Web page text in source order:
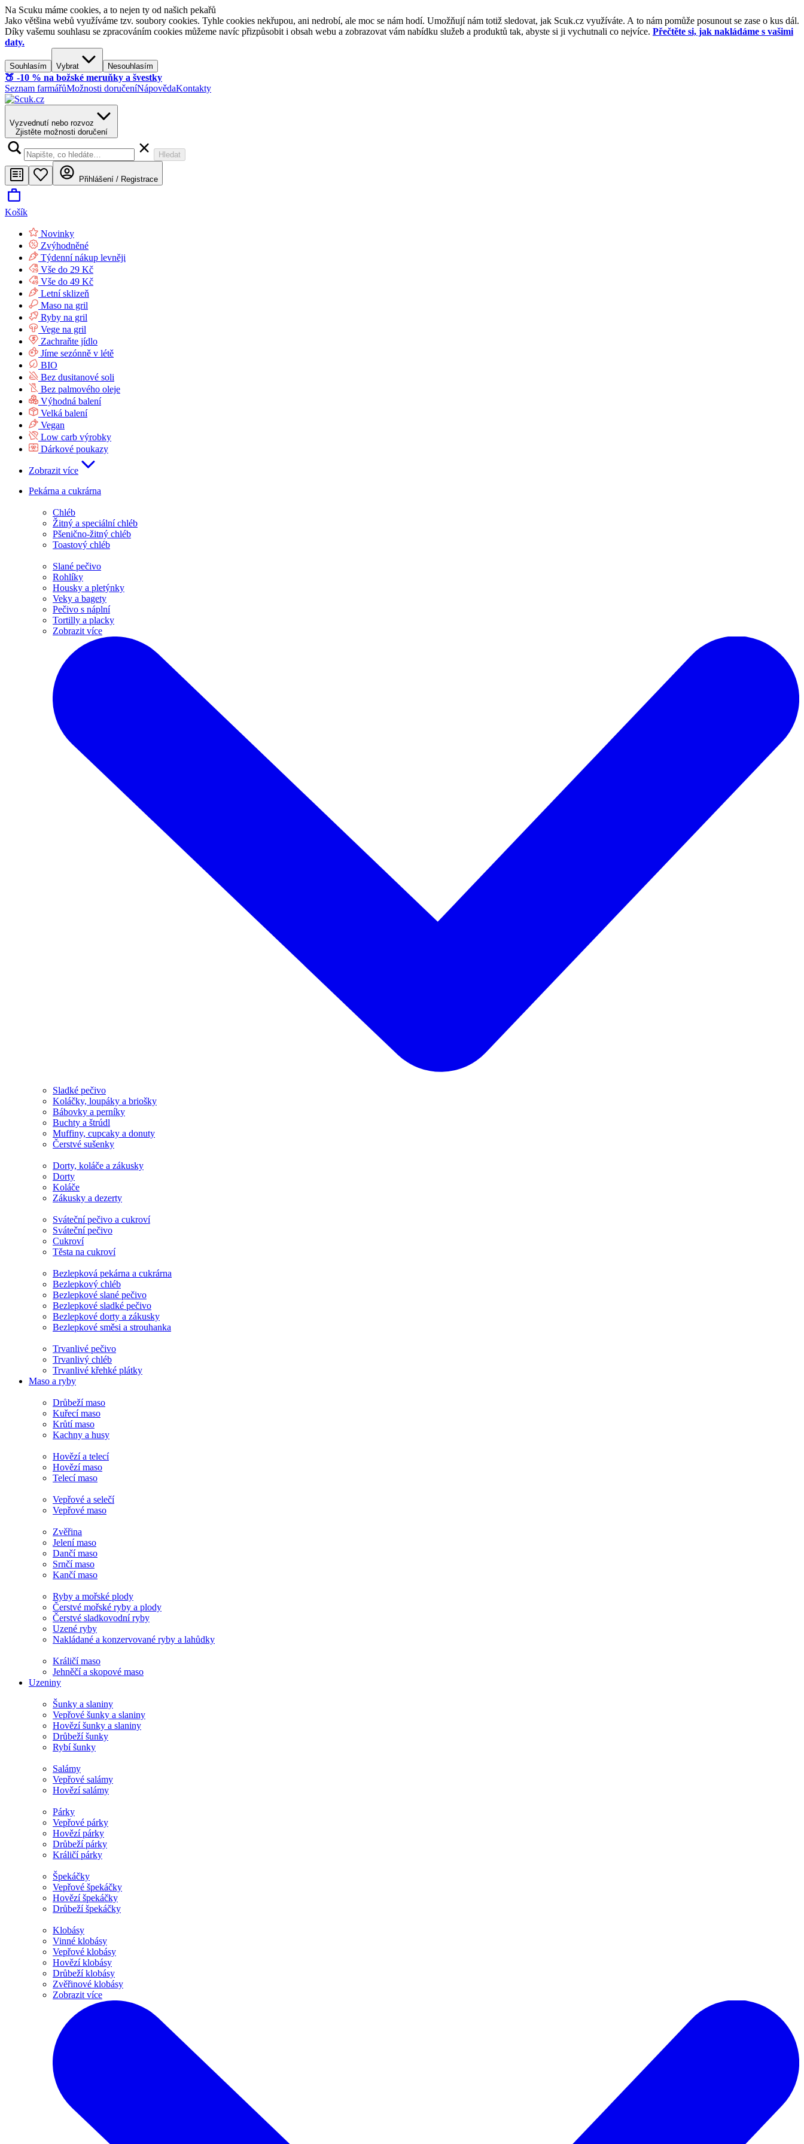
Na Scuku máme cookies, a to nejen ty od našich pekařů
Jako většina webů využíváme tzv. soubory cookies. Tyhle cookies nekřupou, ani nedrobí, ale moc se nám hodí. Umožňují nám totiž sledovat, jak Scuk.cz využíváte. A to nám pomůže posunout se zase o kus dál.
Díky vašemu souhlasu se zpracováním cookies můžeme navíc přizpůsobit i obsah webu a zobrazovat vám nabídku služeb a produktů tak, abyste si ji vychutnali co nejvíce. Přečtěte si, jak nakládáme s vašimi
daty.
Souhlasím Vybrat Nesouhlasím
🍑​ -10 % na božské meruňky a švestky
Seznam farmářůMožnosti doručeníNápovědaKontakty
Vyzvednutí nebo rozvoz
Zjistěte možnosti doručení
Hledat
Přihlášení / Registrace
Košík
Novinky
Zvýhodněné
Týdenní nákup levněji
Vše do 29 Kč
Vše do 49 Kč
Letní sklizeň
Maso na gril
Ryby na gril
Vege na gril
Zachraňte jídlo
Jíme sezónně v létě
BIO
Bez dusitanové soli
Bez palmového oleje
Výhodná balení
Velká balení
Vegan
Low carb výrobky
Dárkové poukazy
Zobrazit více
Pekárna a cukrárna
Chléb
Žitný a speciální chléb
Pšenično-žitný chléb
Toastový chléb
Slané pečivo
Rohlíky
Housky a pletýnky
Veky a bagety
Pečivo s náplní
Tortilly a placky
Zobrazit více
Sladké pečivo
Koláčky, loupáky a briošky
Bábovky a perníky
Buchty a štrúdl
Muffiny, cupcaky a donuty
Čerstvé sušenky
Dorty, koláče a zákusky
Dorty
Koláče
Zákusky a dezerty
Sváteční pečivo a cukroví
Sváteční pečivo
Cukroví
Těsta na cukroví
Bezlepková pekárna a cukrárna
Bezlepkový chléb
Bezlepkové slané pečivo
Bezlepkové sladké pečivo
Bezlepkové dorty a zákusky
Bezlepkové směsi a strouhanka
Trvanlivé pečivo
Trvanlivý chléb
Trvanlivé křehké plátky
Maso a ryby
Drůbeží maso
Kuřecí maso
Krůtí maso
Kachny a husy
Hovězí a telecí
Hovězí maso
Telecí maso
Vepřové a selečí
Vepřové maso
Zvěřina
Jelení maso
Dančí maso
Srnčí maso
Kančí maso
Ryby a mořské plody
Čerstvé mořské ryby a plody
Čerstvé sladkovodní ryby
Uzené ryby
Nakládané a konzervované ryby a lahůdky
Králičí maso
Jehněčí a skopové maso
Uzeniny
Šunky a slaniny
Vepřové šunky a slaniny
Hovězí šunky a slaniny
Drůbeží šunky
Rybí šunky
Salámy
Vepřové salámy
Hovězí salámy
Párky
Vepřové párky
Hovězí párky
Drůbeží párky
Králičí párky
Špekáčky
Vepřové špekáčky
Hovězí špekáčky
Drůbeží špekáčky
Klobásy
Vinné klobásy
Vepřové klobásy
Hovězí klobásy
Drůbeží klobásy
Zvěřinové klobásy
Zobrazit více